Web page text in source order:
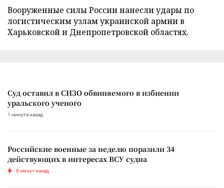
Вооруженные силы России нанесли удары по
логистическим узлам украинской армии в
Харьковской и Днепропетровской областях.
Суд оставил в СИЗО обвиняемого в избиении
уральского ученого
1 минута назад
Российские военные за неделю поразили 34
действующих в интересах ВСУ судна
8 минут назад